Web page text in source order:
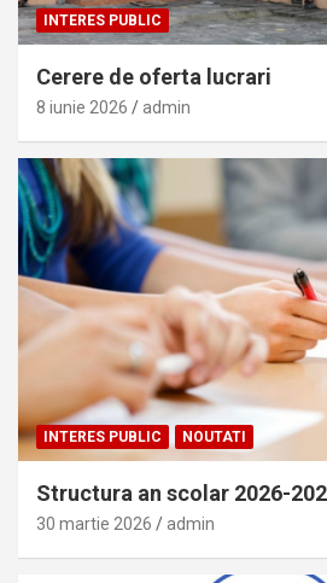
INTERES PUBLIC
Cerere de oferta lucrari
8 iunie 2026 admin
INTERES PUBLIC NOUTATI
Structura an scolar 2026-
30 martie 2026 admin